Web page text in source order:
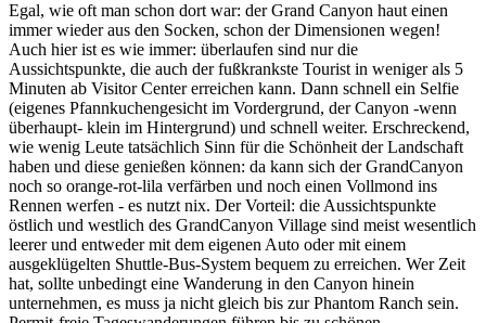
Egal, wie oft man schon dort war: der Grand Canyon haut einen
immer wieder aus den Socken, schon der Dimensionen wegen!
Auch hier ist es wie immer: überlaufen sind nur die
Aussichtspunkte, die auch der fußkrankste Tourist in weniger als 5
Minuten ab Visitor Center erreichen kann. Dann schnell ein Selfie
(eigenes Pfannkuchengesicht im Vordergrund, der Canyon -wenn
überhaupt- klein im Hintergrund) und schnell weiter. Erschreckend,
wie wenig Leute tatsächlich Sinn für die Schönheit der Landschaft
haben und diese genießen können: da kann sich der GrandCanyon
noch so orange-rot-lila verfärben und noch einen Vollmond ins
Rennen werfen - es nutzt nix. Der Vorteil: die Aussichtspunkte
östlich und westlich des GrandCanyon Village sind meist wesentlich
leerer und entweder mit dem eigenen Auto oder mit einem
ausgeklügelten Shuttle-Bus-System bequem zu erreichen. Wer Zeit
hat, sollte unbedingt eine Wanderung in den Canyon hinein
unternehmen, es muss ja nicht gleich bis zur Phantom Ranch sein.